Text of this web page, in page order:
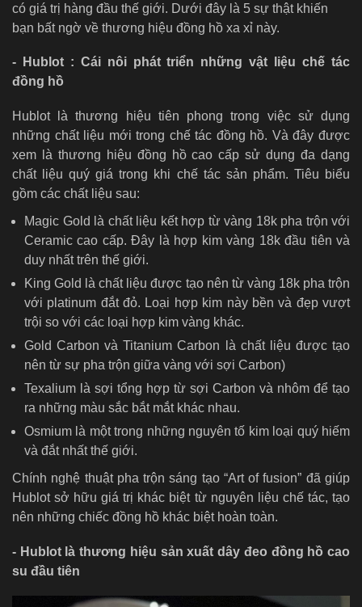
có giá trị hàng đầu thế giới. Dưới đây là 5 sự thật khiến
bạn bất ngờ về thương hiệu đồng hồ xa xỉ này.
- Hublot : Cái nôi phát triển những vật liệu chế tác
đồng hồ
Hublot là thương hiệu tiên phong trong việc sử dụng
những chất liệu mới trong chế tác đồng hồ. Và đây được
xem là thương hiệu đồng hồ cao cấp sử dụng đa dạng
chất liệu quý giá trong khi chế tác sản phẩm. Tiêu biểu
gồm các chất liệu sau:
Magic Gold là chất liệu kết hợp từ vàng 18k pha trộn với
Ceramic cao cấp. Đây là hợp kim vàng 18k đầu tiên và
duy nhất trên thế giới.
King Gold là chất liệu được tạo nên từ vàng 18k pha trộn
với platinum đắt đỏ. Loại hợp kim này bền và đẹp vượt
trội so với các loại hợp kim vàng khác.
Gold Carbon và Titanium Carbon là chất liệu được tạo
nên từ sự pha trộn giữa vàng với sợi Carbon)
Texalium là sợi tổng hợp từ sợi Carbon và nhôm để tạo
ra những màu sắc bắt mắt khác nhau.
Osmium là một trong những nguyên tố kim loại quý hiếm
và đắt nhất thế giới.
Chính nghệ thuật pha trộn sáng tạo “Art of fusion” đã giúp
Hublot sở hữu giá trị khác biệt từ nguyên liệu chế tác, tạo
nên những chiếc đồng hồ khác biệt hoàn toàn.
- Hublot là thương hiệu sản xuất dây đeo đồng hồ cao
su đầu tiên